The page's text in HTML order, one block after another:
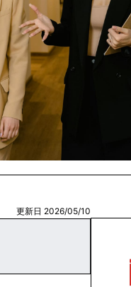
更新日 2026/05/10